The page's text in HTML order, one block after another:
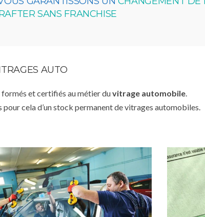
SANS FRANCHISE
AUTO
formés et certifiés au métier duvitrage automobile.
cela d’un stock permanent de vitrages automobiles.